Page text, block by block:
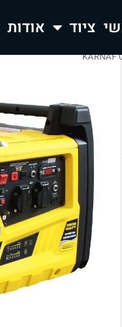
ציוד אודות